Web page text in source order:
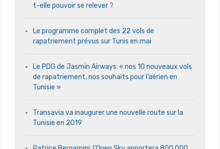
t-elle pouvoir se relever ?
Le programme complet des 22 vols de
rapatriement prévus sur Tunis en mai
Le PDG de Jasmin Airways: « nos 10 nouveaux vols
de rapatriement, nos souhaits pour l’aérien en
Tunisie »
Transavia va inaugurer une nouvelle route sur la
Tunisie en 2019